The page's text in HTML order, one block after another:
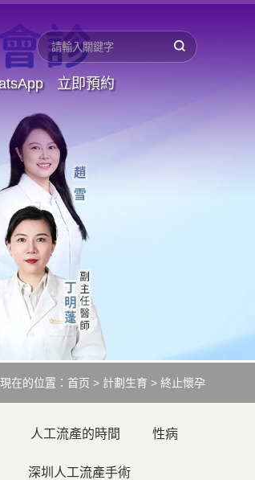
立即預約
在的位置： 首页 > 計劃生育 > 終止懷孕
人工流產的時間 性病
深圳人工流產手術